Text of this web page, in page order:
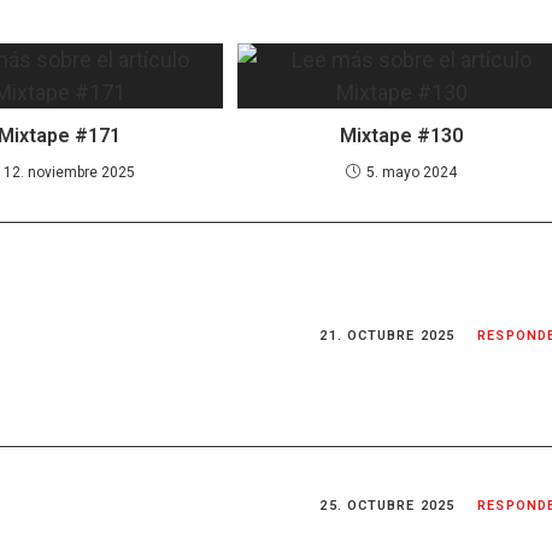
Mixtape #171
12. noviembre 2025
Mixtape #130
5. mayo 2024
21. OCTUBRE 2025
25. OCTUBRE 2025